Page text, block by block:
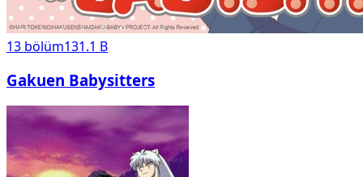
13 bölüm131.1 B
Gakuen Babysitters